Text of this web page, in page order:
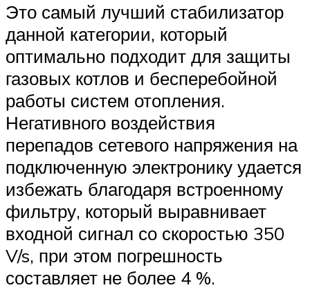
Это самый лучший стабилизатор
данной категории, который
оптимально подходит для защиты
газовых котлов и бесперебойной
работы систем отопления.
Негативного воздействия
перепадов сетевого напряжения на
подключенную электронику удается
избежать благодаря встроенному
фильтру, который выравнивает
входной сигнал со скоростью 350
V/s, при этом погрешность
составляет не более 4 %.